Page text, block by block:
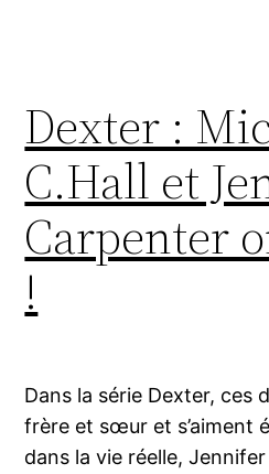
Dexter :
C.Hall et
Carpenter
!
Dans la série Dexter, ces
frère et sœur et s’aiment
dans la vie réelle,